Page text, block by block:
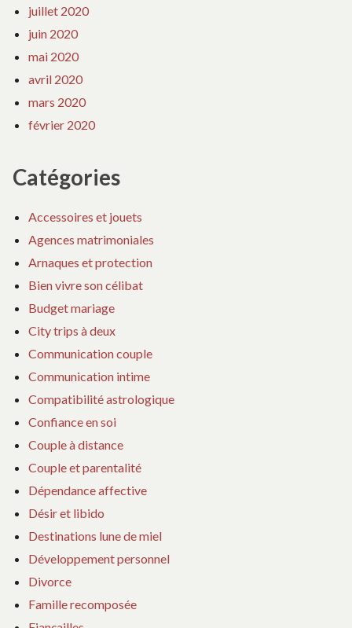
juillet 2020
juin 2020
mai 2020
avril 2020
mars 2020
février 2020
Catégories
Accessoires et jouets
Agences matrimoniales
Arnaques et protection
Bien vivre son célibat
Budget mariage
City trips à deux
Communication couple
Communication intime
Compatibilité astrologique
Confiance en soi
Couple à distance
Couple et parentalité
Dépendance affective
Désir et libido
Destinations lune de miel
Développement personnel
Divorce
Famille recomposée